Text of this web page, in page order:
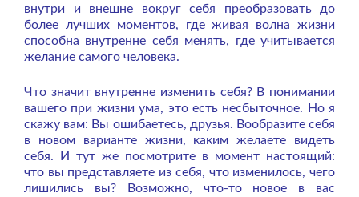
внутри и внешне вокруг себя преобразовать до
более лучших моментов, где живая волна жизни
способна внутренне себя менять, где учитывается
желание самого человека.
Что значит внутренне изменить себя? В понимании
вашего при жизни ума, это есть несбыточное. Но я
скажу вам: Вы ошибаетесь, друзья. Вообразите себя
в новом варианте жизни, каким желаете видеть
себя. И тут же посмотрите в момент настоящий:
что вы представляете из себя, что изменилось, чего
лишились вы? Возможно, что-то новое в вас